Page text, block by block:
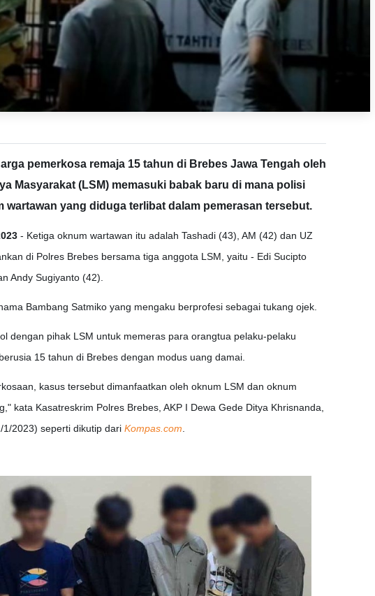
pemerkosa remaja 15 tahun di Brebes Jawa Tengah oleh
Masyarakat (LSM) memasuki babak baru di mana polisi
wartawan yang diduga terlibat dalam pemerasan tersebut.
- Ketiga oknum wartawan itu adalah Tashadi (43), AM (42) dan UZ
di Polres Brebes bersama tiga anggota LSM, yaitu - Edi Sucipto
Andy Sugiyanto (42).
Bambang Satmiko yang mengaku berprofesi sebagai tukang ojek.
dengan pihak LSM untuk memeras para orangtua pelaku-pelaku
15 tahun di Brebes dengan modus uang damai.
kasus tersebut dimanfaatkan oleh oknum LSM dan oknum
kata Kasatreskrim Polres Brebes, AKP I Dewa Gede Ditya Khrisnanda,
2023) seperti dikutip dari Kompas.com